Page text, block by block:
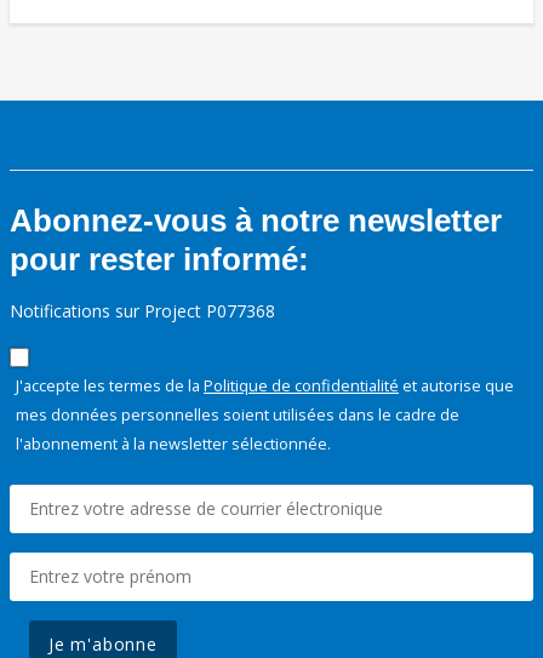
Abonnez-vous à notre newsletter
pour rester informé:
Notifications sur Project P077368
J'accepte les termes de la Politique de confidentialité et autorise que
mes données personnelles soient utilisées dans le cadre de
l'abonnement à la newsletter sélectionnée.
Je m'abonne